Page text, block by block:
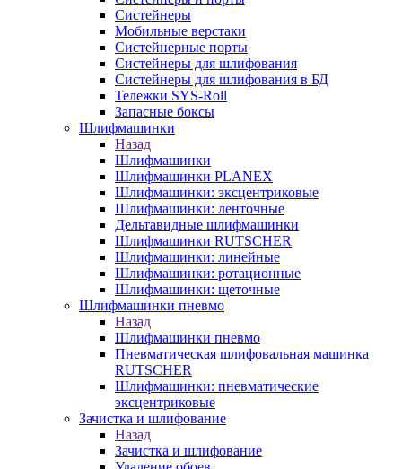
Систейнеры
Мобильные верстаки
Систейнерные порты
Систейнеры для шлифования
Систейнеры для шлифования в БД
Тележки SYS-Roll
Запасные боксы
Шлифмашинки
Назад
Шлифмашинки
Шлифмашинки PLANEX
Шлифмашинки: эксцентриковые
Шлифмашинки: ленточные
Дельтавидные шлифмашинки
Шлифмашинки RUTSCHER
Шлифмашинки: линейные
Шлифмашинки: ротационные
Шлифмашинки: щеточные
Шлифмашинки пневмо
Назад
Шлифмашинки пневмо
Пневматическая шлифовальная машинка
RUTSCHER
Шлифмашинки: пневматические
эксцентриковые
Зачистка и шлифование
Назад
Зачистка и шлифование